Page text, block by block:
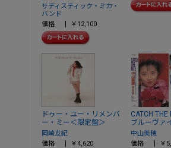
サディスティック・ミカ・
バンド
価格
￥12,100
ドゥー・ユー・リメンバ
ー・ミー＜限定盤＞
岡崎友紀
価格
￥4,620
CATCH
ブルーヴァ
中山美穂
価格
￥